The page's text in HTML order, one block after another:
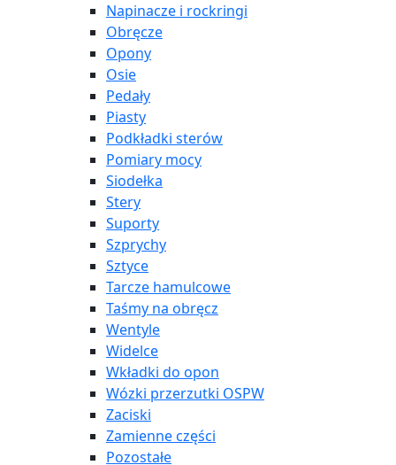
Napinacze i rockringi
Obręcze
Opony
Osie
Pedały
Piasty
Podkładki sterów
Pomiary mocy
Siodełka
Stery
Suporty
Szprychy
Sztyce
Tarcze hamulcowe
Taśmy na obręcz
Wentyle
Widelce
Wkładki do opon
Wózki przerzutki OSPW
Zaciski
Zamienne części
Pozostałe